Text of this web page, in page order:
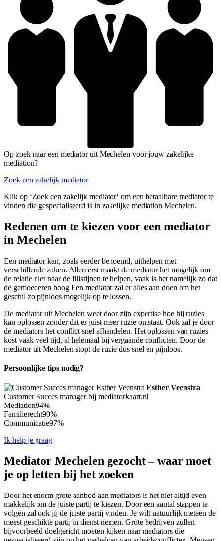
Op zoek naar een mediator uit Mechelen voor jouw zakelijke
mediation?
Zoek een zakelijk mediator
Klik op ‘Zoek een zakelijk mediator‘ om een betaalbare mediator te
vinden die gespecialiseerd is in zakelijke mediation Mechelen.
Redenen om te kiezen voor een mediator
in Mechelen
Een mediator kan, zoals eerder benoemd, uithelpen met
verschillende zaken. Allereerst maakt de mediator het mogelijk om
de relatie niet naar de filistijnen te helpen, vaak is het namelijk zo dat
de gemoederen hoog Een mediator zal er alles aan doen om het
geschil zo pijnloos mogelijk op te lossen.
De mediator uit Mechelen weet door zijn expertise hoe hij ruzies
kan oplossen zonder dat er juist meer ruzie ontstaat. Ook zal je door
de mediators het conflict snel afhandelen. Het oplossen van ruzies
kost vaak veel tijd, al helemaal bij vergaande conflicten. Door de
mediator uit Mechelen stopt de ruzie dus snel en pijnloos.
Persoonlijke tips nodig?
Esther Veenstra
Customer Succes manager bij mediatorkaart.nl
Mediation94%
Familierecht90%
Communicatie97%
Ik help je graag
Mediator Mechelen gezocht – waar moet
je op letten bij het zoeken
Door het enorm grote aanbod aan mediators is het niet altijd even
makkelijk om de juiste partij te kiezen. Door een aantal stappen te
volgen zal ook jij de juiste partij vinden. Je wilt natuurlijk meteen de
meest geschikte partij in dienst nemen. Grote bedrijven zullen
bijvoorbeeld doelgericht moeten kijken naar mediators die